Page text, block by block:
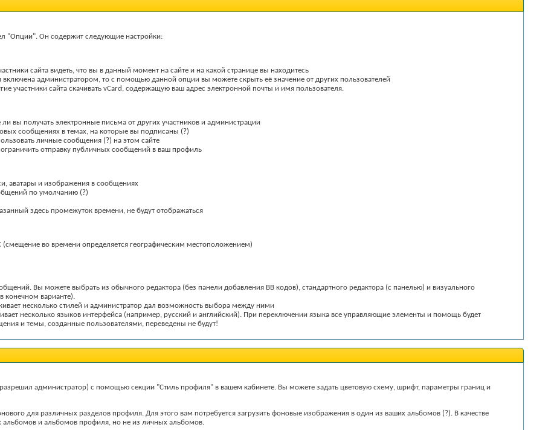
"Опции". Он содержит следующие настройки:
сайта видеть, что вы в данный момент на сайте и на какой странице вы находитесь
включена администратором, то с помощью данной опции вы можете скрыть её значение от других пользователей
участники сайта скачивать vCard, содержащую ваш адрес электронной почты и имя пользователя.
вы получать электронные письма от других участников и администрации
сообщениях в темах, на которые вы подписаны (?)
личные сообщения (?) на этом сайте
отправку публичных сообщений в ваш профиль
аватары и изображения в сообщениях
по умолчанию (?)
здесь промежуток времени, не будут отображаться
(смещение во времени определяется географическим местоположением)
Вы можете выбрать из обычного редактора (без панели добавления BB кодов), стандартного редактора (с панелью) и визуального
конечном варианте).
несколько стилей и администратор дал возможность выбора между ними
несколько языков интерфейса (например, русский и английский). При переключении языка все управляющие элементы и помощь будет
и темы, созданные пользователями, переведены не будут!
администратор) с помощью секции "Стиль профиля" в вашем кабинете. Вы можете задать цветовую схему, шрифт, параметры границ и
для различных разделов профиля. Для этого вам потребуется загрузить фоновые изображения в один из ваших альбомов (?). В качестве
и альбомов профиля, но не из личных альбомов.